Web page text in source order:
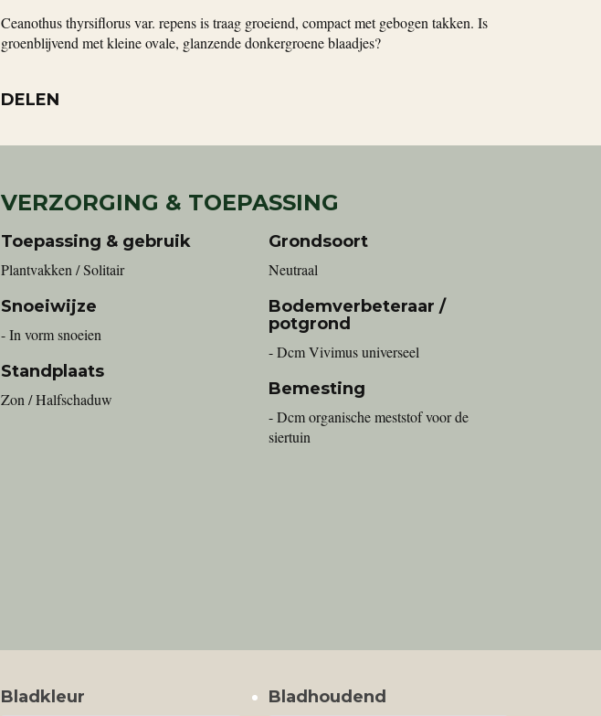
Ceanothus thyrsiflorus var. repens is traag groeiend, compact met gebogen takken. Is
groenblijvend met kleine ovale, glanzende donkergroene blaadjes?
DELEN
VERZORGING & TOEPASSING
Toepassing & gebruik
Plantvakken / Solitair
Snoeiwijze
- In vorm snoeien
Standplaats
Zon / Halfschaduw
Grondsoort
Neutraal
Bodemverbeteraar /
potgrond
- Dcm Vivimus universeel
Bemesting
- Dcm organische meststof voor de
siertuin
Bladkleur Bladhoudend